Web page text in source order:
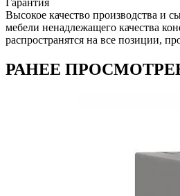
Высокое качество производства и
мебели ненадлежащего качества
распространятся на все позиции,
РАНЕЕ